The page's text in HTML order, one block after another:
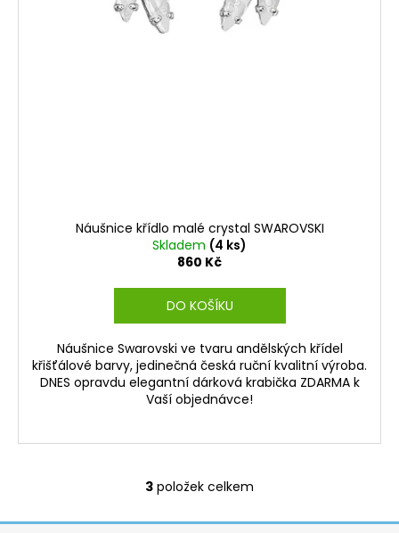
Náušnice křídlo malé crystal SWAROVSKI
Skladem (4 ks)
860 Kč
DO KOŠÍKU
Náušnice Swarovski ve tvaru andělských křídel
křišťálové barvy, jedinečná česká ruční kvalitní výroba.
DNES opravdu elegantní dárková krabička ZDARMA k
Vaší objednávce!
O
v
3 položek celkem